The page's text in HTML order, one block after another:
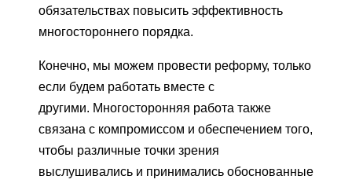
обязательствах повысить эффективность
многостороннего порядка.
Конечно, мы можем провести реформу, только
если будем работать вместе с
другими. Многосторонняя работа также
связана с компромиссом и обеспечением того,
чтобы различные точки зрения
выслушивались и принимались обоснованные